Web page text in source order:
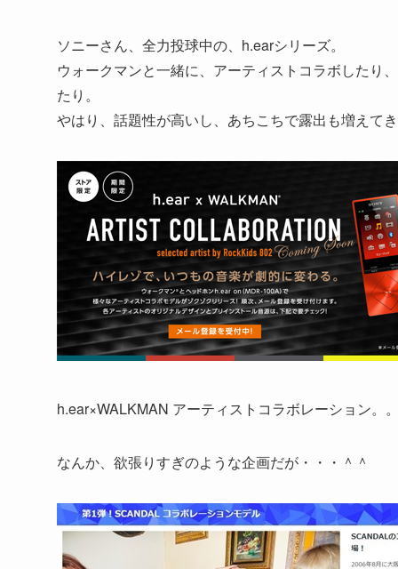
ソニーさん、全力投球中の、h.earシリーズ。
ウォークマンと一緒に、アーティストコラボしたり
たり。
やはり、話題性が高いし、あちこちで露出も増えて
h.ear×WALKMAN アーティストコラボレーション。
なんか、欲張りすぎのような企画だが・・・＾＾